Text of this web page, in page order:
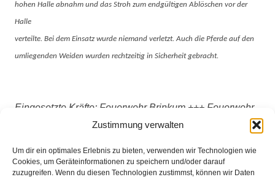
Zustimmung verwalten
Um dir ein optimales Erlebnis zu bieten, verwenden wir Technologien wie
Cookies, um Geräteinformationen zu speichern und/oder darauf
zuzugreifen. Wenn du diesen Technologien zustimmst, können wir Daten
hohen Halle abnahm und das Stroh zum endgültigen Ablöschen vor der
Halle
verteilte. Bei dem Einsatz wurde niemand verletzt. Auch die Pferde auf den
umliegenden Weiden wurden rechtzeitig in Sicherheit gebracht.
Eingesetzte Kräfte: Feuerwehr Brinkum +++ Feuerwehr
Fahrenhorst +++ Feuerwehr Heiligenrode +++